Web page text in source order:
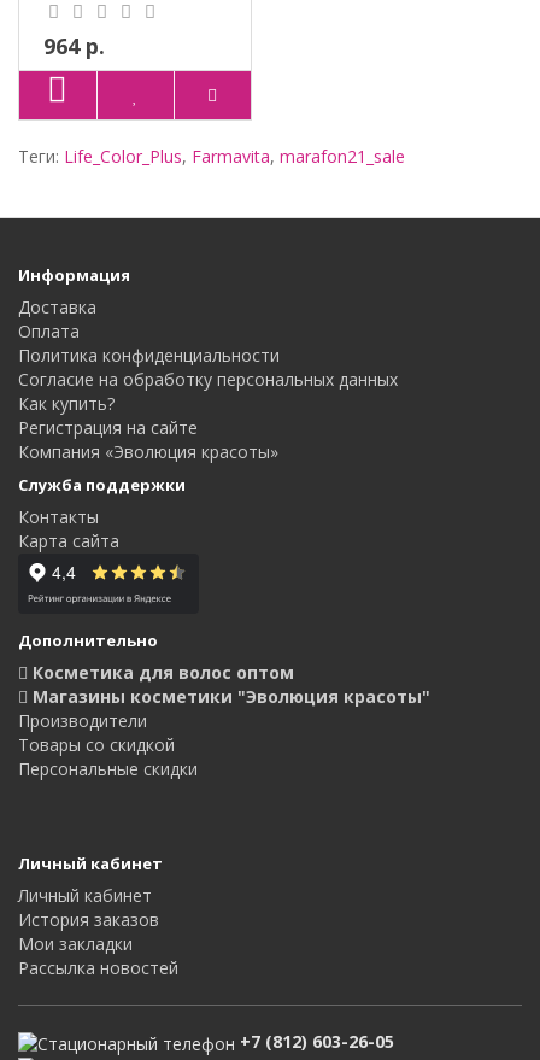
964 р.
Теги: Life_Color_Plus, Farmavita, marafon21_sale
Информация
Доставка
Оплата
Политика конфиденциальности
Согласие на обработку персональных данных
Как купить?
Регистрация на сайте
Компания «Эволюция красоты»
Служба поддержки
Контакты
Карта сайта
Дополнительно
Косметика для волос оптом
Магазины косметики "Эволюция красоты"
Производители
Товары со скидкой
Персональные скидки
Личный кабинет
Личный кабинет
История заказов
Мои закладки
Рассылка новостей
+7 (812) 603-26-05